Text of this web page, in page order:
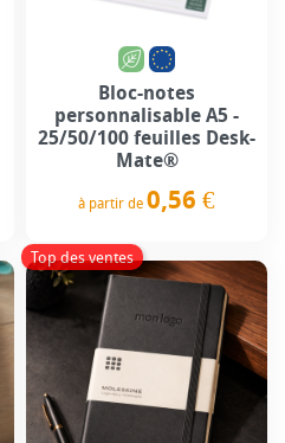
Bloc-notes
personnalisable A5 -
25/50/100 feuilles Desk-
Mate®
à partir de 0,56 €
Top des ventes